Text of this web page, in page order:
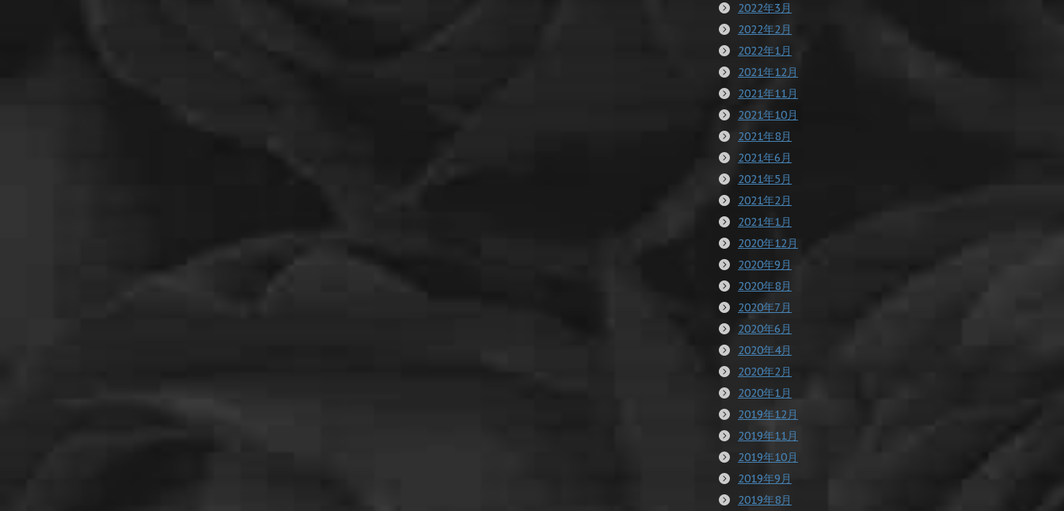
2022年3月
2022年2月
2022年1月
2021年12月
2021年11月
2021年10月
2021年8月
2021年6月
2021年5月
2021年2月
2021年1月
2020年12月
2020年9月
2020年8月
2020年7月
2020年6月
2020年4月
2020年2月
2020年1月
2019年12月
2019年11月
2019年10月
2019年9月
2019年8月